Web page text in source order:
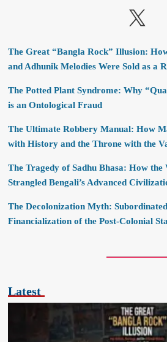
X
The Great “Bangla Rock” Illusion:
and Adhunik Melodies Were Sold as a
The Potted Plant Syndrome: Why
is an Ontological Fraud
The Ultimate Robbery Manual: How
with History and the Throne with the
The Tragedy of Sadhu Bhasa: How the
Strangled Bengali’s Advanced
The Decolonization Myth:
Financialization of the Post-Colonial
Latest